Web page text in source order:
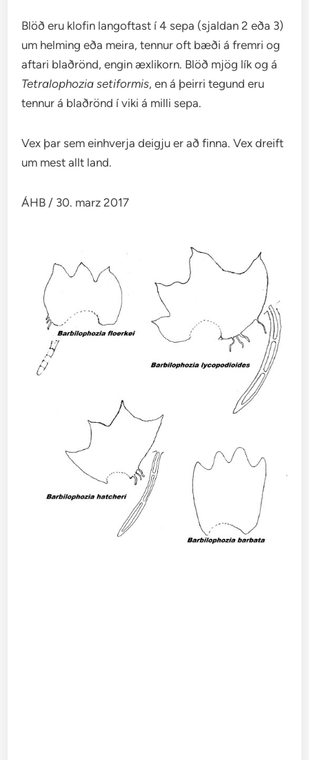
Blöð eru klofin langoftast í 4 sepa (sjaldan 2 eða 3)
um helming eða meira, tennur oft bæði á fremri og
aftari blaðrönd, engin æxlikorn. Blöð mjög lík og á
Tetralophozia setiformis, en á þeirri tegund eru
tennur á blaðrönd í viki á milli sepa.
Vex þar sem einhverja deigju er að finna. Vex dreift
um mest allt land.
ÁHB / 30. marz 2017